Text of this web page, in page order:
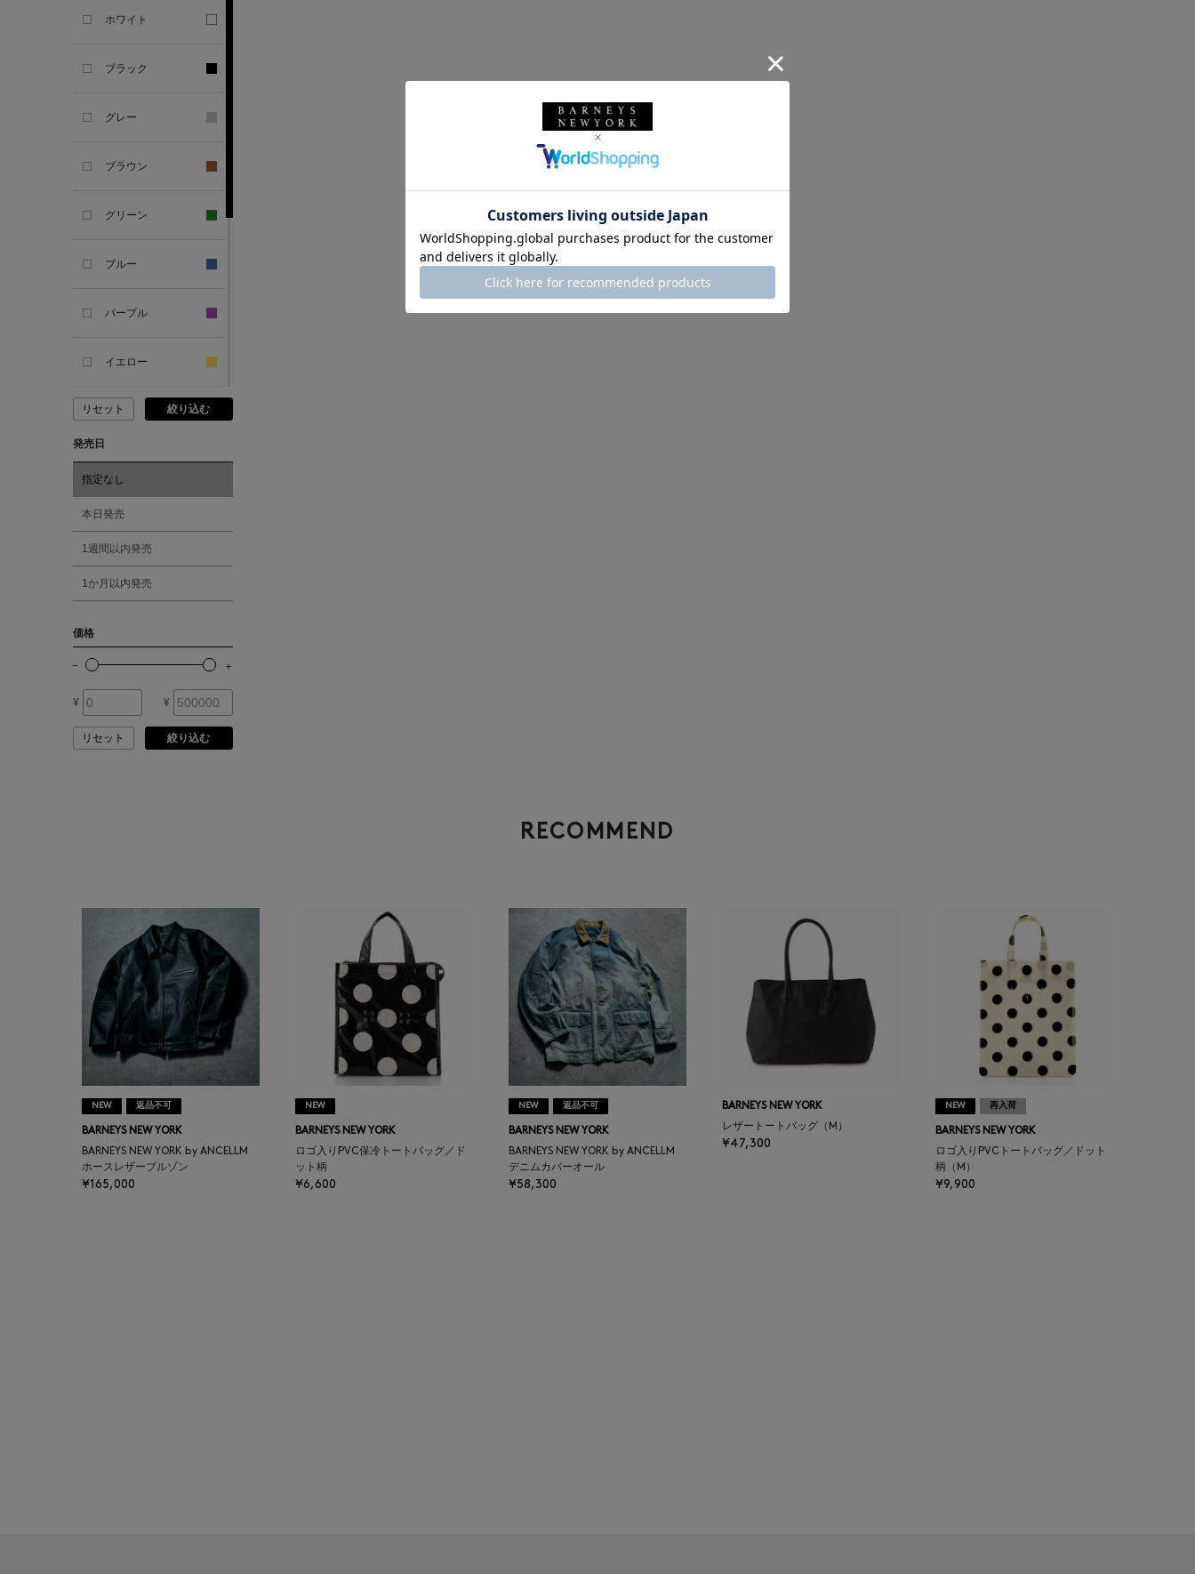
ALESSANDRO
SANDAL
ANTIPAST
ANYA HINDMARCH
ARCS LONDON
ARIZONA LOVE
ARMA
ATHENA NEW YORK
ATHLETICS FTWR
ATTO VANNUCCI
FIRENZE
AURALEE
AUTRY
ホワイト
ブラック
グレー
ブラウン
グリーン
ブルー
パープル
イエロー
ピンク
レッド
オレンジ
シルバー
リセット 絞り込む
発売日
指定なし
本日発売
1週間以内発売
1か月以内発売
価格
¥ ¥
リセット 絞り込む
RECOMMEND
NEW 返品不可
BARNEYS NEW YORK
BARNEYS NEW YORK by ANCELLM
ホースレザーブルゾン
¥165,000
NEW
BARNEYS NEW YORK
ロゴ入りPVC保冷トートバッグ／ド
ット柄
¥6,600
NEW 返品不可
BARNEYS NEW YORK
BARNEYS NEW YORK by ANCELLM
デニムカバーオール
¥58,300
BARNEYS NEW YORK
レザートートバッグ（M）
¥47,300
NEW 再入荷
BARNEYS NEW YORK
ロゴ入りPVCトートバッグ／ドット
柄（M）
¥9,900